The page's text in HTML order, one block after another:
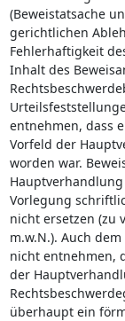
(Beweistatsache
gerichtlichen
Fehlerhaftigkeit
Inhalt des
entnehmen, dass
Vorfeld der
worden war.
Vorlegung
nicht ersetzen (zu
m.w.N.). Auch
nicht entnehmen,
der
überhaupt ein